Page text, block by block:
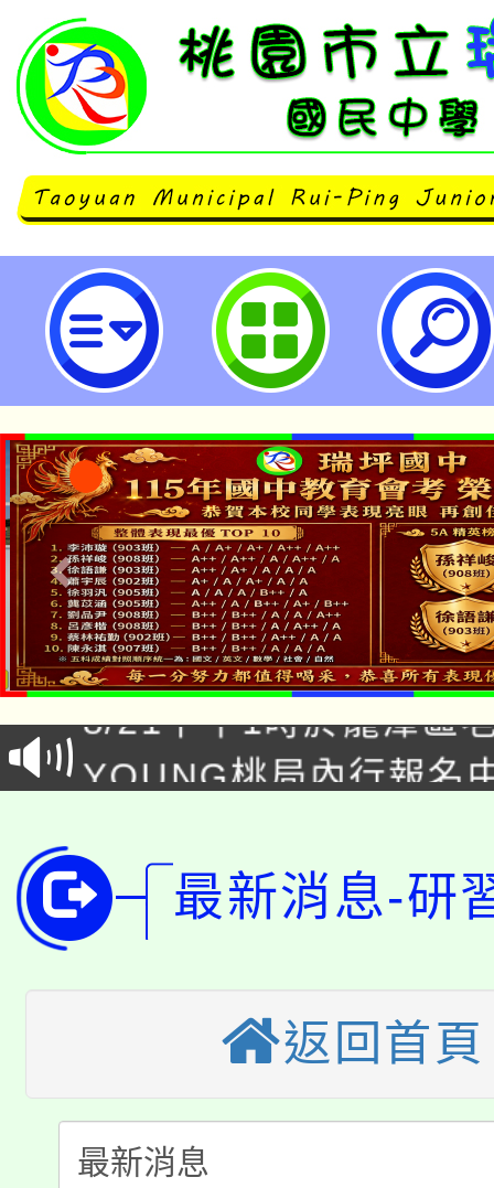
桃園市政府社會局委託社團法人中
福利協會(下稱晴天協會)辦理「
權利公約教育訓練及焦點團體」報
詳如說明，請查照。-桃園市立瑞坪
「本色祭」8/29、30在
場熱烈登場!
8/21下午1時於龍潭區
徵才活動。
YOUNG桃局內行報名
開!
115年桃園市運動會8/
田徑場及游泳池舉行。
桃園市低收入戶享有免
視費優惠，中低收入戶
半價優惠，詳情可洽有
者。
大園自造教育及科技中
份教師增能研習
大溪自造教育及科技
份教師研習
淨零綠生活教案入校路
會
115年食農教育專業人
最新消息-研
返回首頁